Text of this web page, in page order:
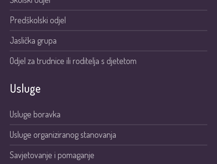
Predškolski odjel
Jaslička grupa
Odjel za trudnice ili roditelja s djetetom
Usluge
Usluge boravka
Usluge organiziranog stanovanja
Savjetovanje i pomaganje